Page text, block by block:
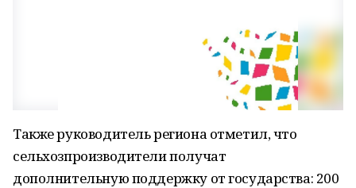
Также руководитель региона отметил, что
сельхозпроизводители получат
дополнительную поддержку от государства: 200